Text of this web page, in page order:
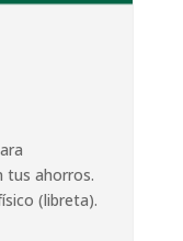
tus ahorros.
(libreta).